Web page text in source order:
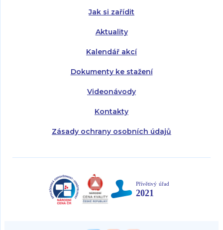
Jak si zařídit
Aktuality
Kalendář akcí
Dokumenty ke stažení
Videonávody
Kontakty
Zásady ochrany osobních údajů